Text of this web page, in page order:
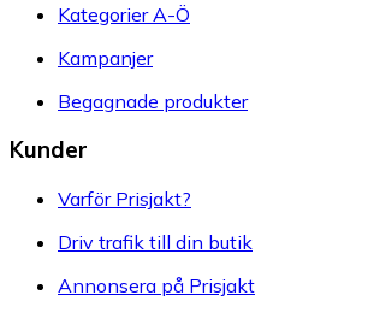
Kategorier A-Ö
Kampanjer
Begagnade produkter
Kunder
Varför Prisjakt?
Driv trafik till din butik
Annonsera på Prisjakt